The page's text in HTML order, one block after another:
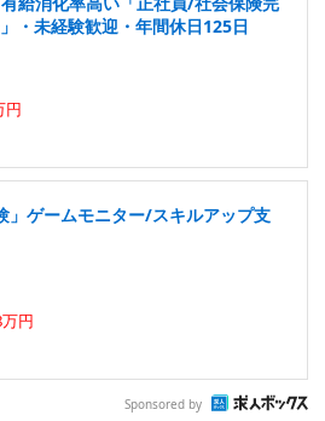
・未経験歓迎・年間休日125日
円
」ゲームモニター/スキルアップ支
円
Sponsored by